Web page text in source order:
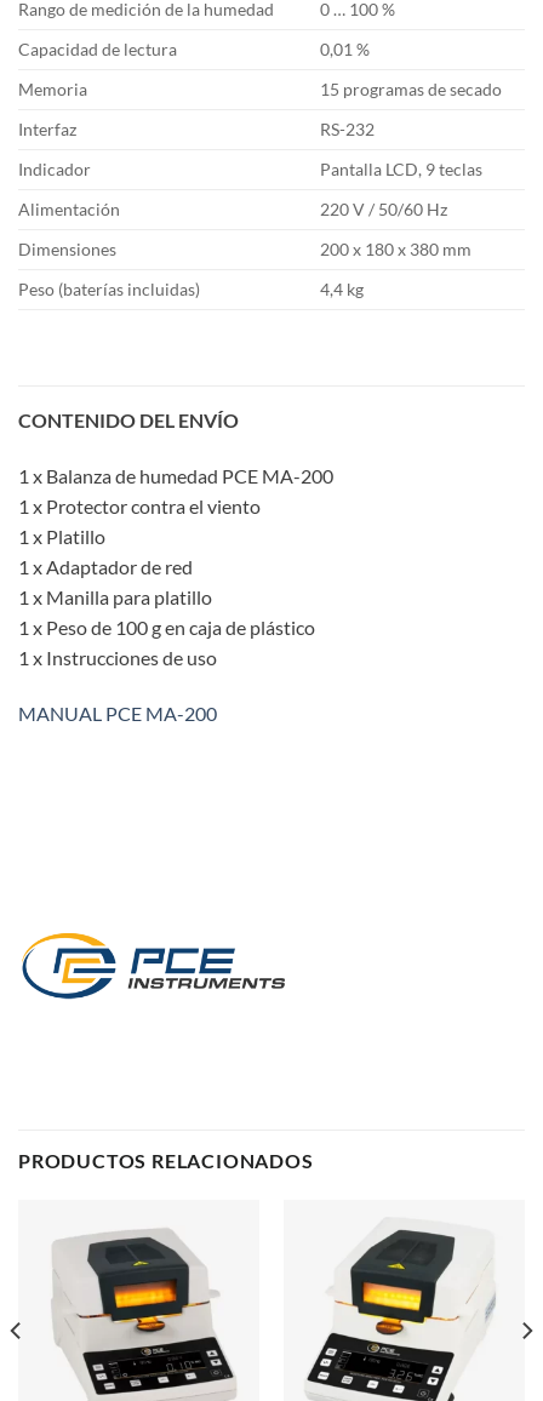
Rango de medición de la humedad
0 … 100 %
Capacidad de lectura
0,01 %
Memoria
15 programas de secado
Interfaz
RS-232
Indicador
Pantalla LCD, 9 teclas
Alimentación
220 V / 50/60 Hz
Dimensiones
200 x 180 x 380 mm
Peso (baterías incluidas)
4,4 kg
CONTENIDO DEL ENVÍO
1 x Balanza de humedad PCE MA-200
1 x Protector contra el viento
1 x Platillo
1 x Adaptador de red
1 x Manilla para platillo
1 x Peso de 100 g en caja de plástico
1 x Instrucciones de uso
MANUAL PCE MA-200
PRODUCTOS RELACIONADOS